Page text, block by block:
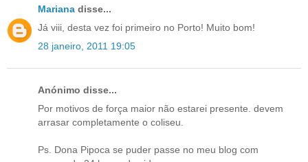
Mariana disse...
Já viii, desta vez foi primeiro no Porto! Muito bom!
28 janeiro, 2011 19:05
Anónimo disse...
Por motivos de força maior não estarei presente. devem
arrasar completamente o coliseu.
Ps. Dona Pipoca se puder passe no meu blog com